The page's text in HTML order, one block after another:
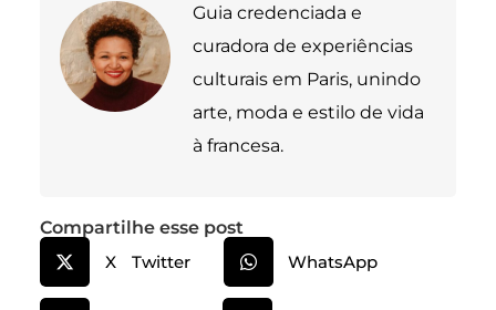
Guia credenciada e
curadora de experiências
culturais em Paris, unindo
arte, moda e estilo de vida
à francesa.
Compartilhe esse post
X Twitter
WhatsApp